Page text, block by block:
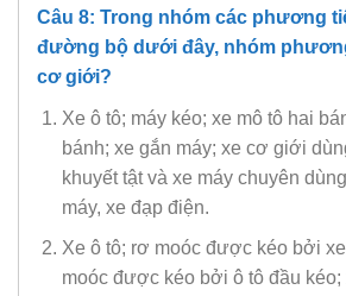
Câu 8: Trong nhóm các phương
đường bộ dưới đây, nhóm
cơ giới?
Xe ô tô; máy kéo; xe mô tô hai
bánh; xe gắn máy; xe cơ giới
khuyết tật và xe máy chuyên
máy, xe đạp điện.
Xe ô tô; rơ moóc được kéo bởi
moóc được kéo bởi ô tô đầu